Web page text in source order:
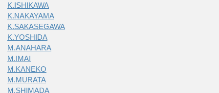
K.ISHIKAWA
K.NAKAYAMA
K.SAKASEGAWA
K.YOSHIDA
M.ANAHARA
M.IMAI
M.KANEKO
M.MURATA
M.SHIMADA